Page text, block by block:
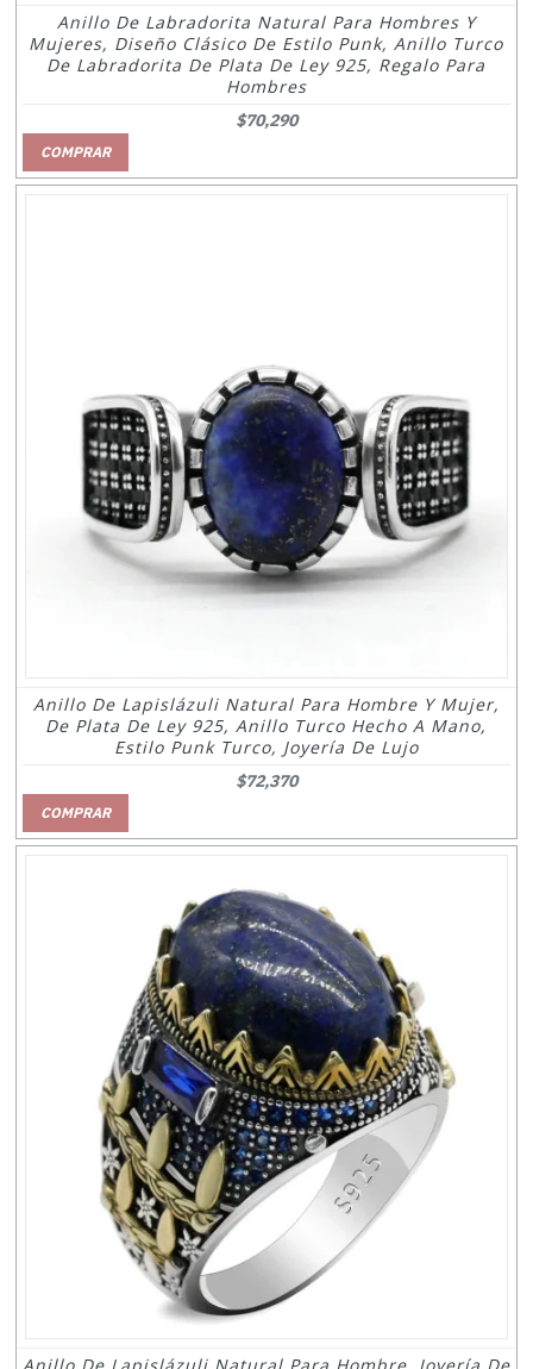
Anillo De Labradorita Natural Para Hombres Y
Mujeres, Diseño Clásico De Estilo Punk, Anillo Turco
De Labradorita De Plata De Ley 925, Regalo Para
Hombres
$70,290
COMPRAR
Anillo De Lapislázuli Natural Para Hombre Y Mujer,
De Plata De Ley 925, Anillo Turco Hecho A Mano,
Estilo Punk Turco, Joyería De Lujo
$72,370
COMPRAR